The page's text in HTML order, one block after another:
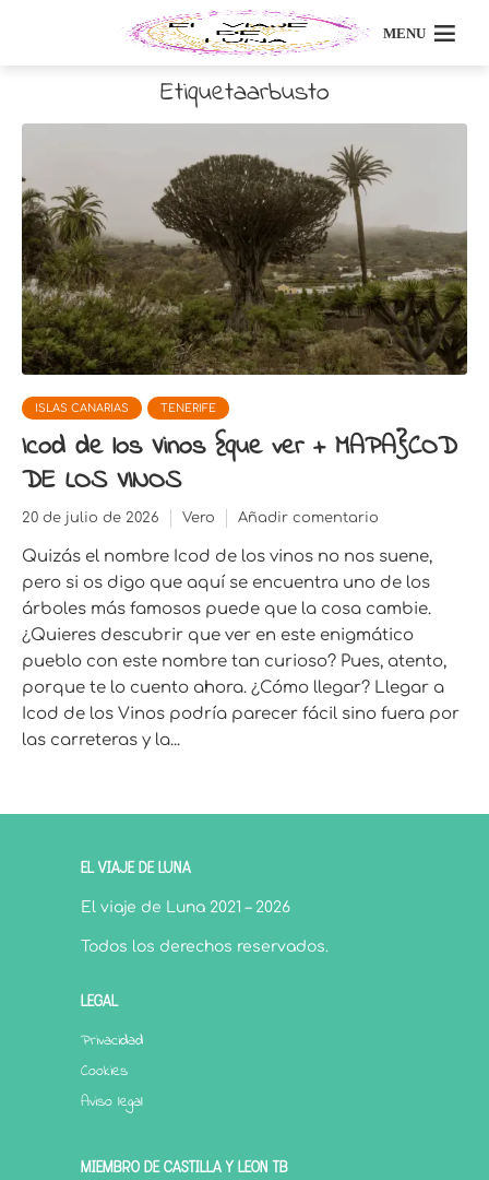
MENU
Etiquetaarbusto
ISLAS CANARIAS TENERIFE
Icod de los Vinos {que ver + MAPA}COD
DE LOS VINOS
20 de julio de 2026 Vero Añadir comentario
Quizás el nombre Icod de los vinos no nos suene,
pero si os digo que aquí se encuentra uno de los
árboles más famosos puede que la cosa cambie.
¿Quieres descubrir que ver en este enigmático
pueblo con este nombre tan curioso? Pues, atento,
porque te lo cuento ahora. ¿Cómo llegar? Llegar a
Icod de los Vinos podría parecer fácil sino fuera por
las carreteras y la...
EL VIAJE DE LUNA
El viaje de Luna 2021 – 2026
Todos los derechos reservados.
LEGAL
Privacidad
Cookies
Aviso legal
MIEMBRO DE CASTILLA Y LEÓN TB